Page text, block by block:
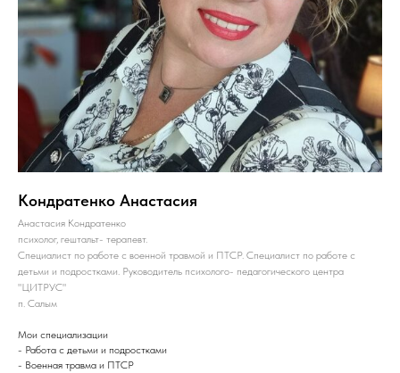
Кондратенко Анастасия
Анастасия Кондратенко
психолог, гештальт- терапевт.
Специалист по работе с военной травмой и ПТСР. Специалист по работе с
детьми и подростками. Руководитель психолого- педагогического центра
"ЦИТРУС"
п. Салым
Мои специализации
- Работа с детьми и подростками
- Военная травма и ПТСР